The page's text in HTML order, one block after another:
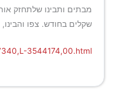
מבתים ותבינו שלתחזק
שקלים בחודש. צפו
3544174,00.html